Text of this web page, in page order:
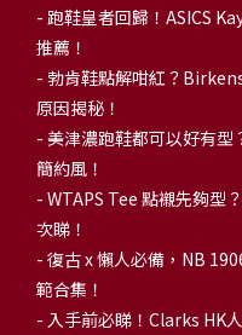
- 跑鞋皇者回歸！ASICS
推薦！
- 勃肯鞋點解咁紅？
原因揭秘！
- 美津濃跑鞋都可以好有
簡約風！
- WTAPS Tee 點襯先夠型
次睇！
- 復古 x 懶人必備，NB
範合集！
- 入手前必睇！Clarks HK